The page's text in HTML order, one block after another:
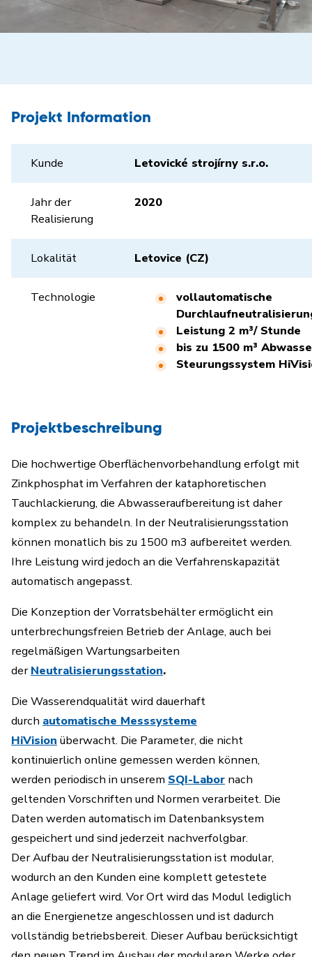
Projekt Information
Kunde Letovické strojírny s.r.o.
Jahr der
Realisierung
2020
Lokalität Letovice (CZ)
Technologie
vollautomatische
Leistung 2 m³/ Stunde
bis zu 1500 m³
Steurungssystem
Projektbeschreibung
Die hochwertige Oberflächenvorbehandlung erfolgt mit
Zinkphosphat im Verfahren der kataphoretischen
Tauchlackierung, die Abwasseraufbereitung ist daher
komplex zu behandeln. In der Neutralisierungsstation
können monatlich bis zu 1500 m3 aufbereitet werden.
Ihre Leistung wird jedoch an die Verfahrenskapazität
automatisch angepasst.
Die Konzeption der Vorratsbehälter ermöglicht ein
unterbrechungsfreien Betrieb der Anlage, auch bei
regelmäßigen Wartungsarbeiten
derNeutralisierungsstation.
Die Wasserendqualität wird dauerhaft
durch automatische Messsysteme
HiVision überwacht. Die Parameter, die nicht
kontinuierlich online gemessen werden können,
werden periodisch in unserem SQI-Labor nach
geltenden Vorschriften und Normen verarbeitet. Die
Daten werden automatisch im Datenbanksystem
gespeichert und sind jederzeit nachverfolgbar.
Der Aufbau der Neutralisierungsstation ist modular,
wodurch an den Kunden eine komplett getestete
Anlage geliefert wird. Vor Ort wird das Modul lediglich
an die Energienetze angeschlossen und ist dadurch
vollständig betriebsbereit. Dieser Aufbau berücksichtigt